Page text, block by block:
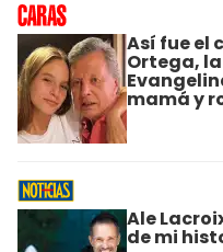
Así fue el
Ortega,
mamá y
Ale
de mi